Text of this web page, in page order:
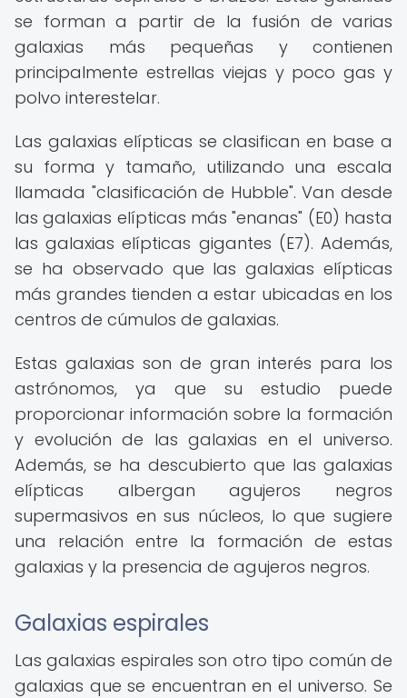
se forman a partir de la fusión de varias
galaxias más pequeñas y contienen
principalmente estrellas viejas y poco gas y
polvo interestelar.
Las galaxias elípticas se clasifican en base a
su forma y tamaño, utilizando una escala
llamada "clasificación de Hubble". Van desde
las galaxias elípticas más "enanas" (E0) hasta
las galaxias elípticas gigantes (E7). Además,
se ha observado que las galaxias elípticas
más grandes tienden a estar ubicadas en los
centros de cúmulos de galaxias.
Estas galaxias son de gran interés para los
astrónomos, ya que su estudio puede
proporcionar información sobre la formación
y evolución de las galaxias en el universo.
Además, se ha descubierto que las galaxias
elípticas albergan agujeros negros
supermasivos en sus núcleos, lo que sugiere
una relación entre la formación de estas
galaxias y la presencia de agujeros negros.
Galaxias espirales
Las galaxias espirales son otro tipo común de
galaxias que se encuentran en el universo. Se